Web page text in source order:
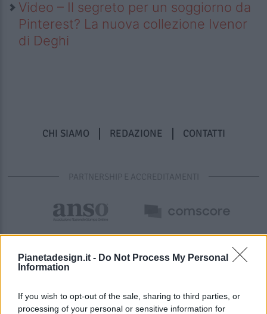
Pianetadesign.it - Do Not Process My Personal
Information
If you wish to opt-out of the sale, sharing to third parties, or
processing of your personal or sensitive information for
Video – Il segreto per un soggiorno da
Pinterest? La nuova collezione Ivenor
di Deghi
CHI SIAMO REDAZIONE CONTATTI
PARTNERSHIP E ACCREDITAMENTI